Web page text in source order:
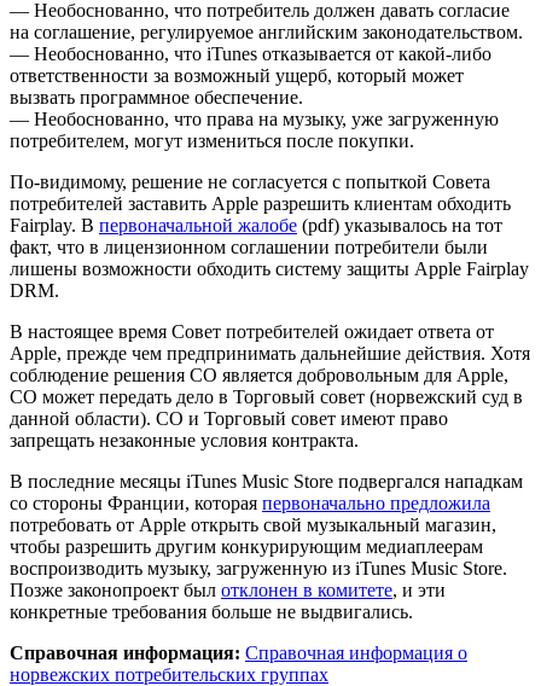
— Необоснованно, что потребитель должен давать согласие
на соглашение, регулируемое английским законодательством.
— Необоснованно, что iTunes отказывается от какой-либо
ответственности за возможный ущерб, который может
вызвать программное обеспечение.
— Необоснованно, что права на музыку, уже загруженную
потребителем, могут измениться после покупки.
По-видимому, решение не согласуется с попыткой Совета
потребителей заставить Apple разрешить клиентам обходить
Fairplay. В первоначальной жалобе (pdf) указывалось на тот
факт, что в лицензионном соглашении потребители были
лишены возможности обходить систему защиты Apple Fairplay
DRM.
В настоящее время Совет потребителей ожидает ответа от
Apple, прежде чем предпринимать дальнейшие действия. Хотя
соблюдение решения CO является добровольным для Apple,
CO может передать дело в Торговый совет (норвежский суд в
данной области). CO и Торговый совет имеют право
запрещать незаконные условия контракта.
В последние месяцы iTunes Music Store подвергался нападкам
со стороны Франции, которая первоначально предложила
потребовать от Apple открыть свой музыкальный магазин,
чтобы разрешить другим конкурирующим медиаплеерам
воспроизводить музыку, загруженную из iTunes Music Store.
Позже законопроект был отклонен в комитете, и эти
конкретные требования больше не выдвигались.
Справочная информация: Справочная информация о
норвежских потребительских группах